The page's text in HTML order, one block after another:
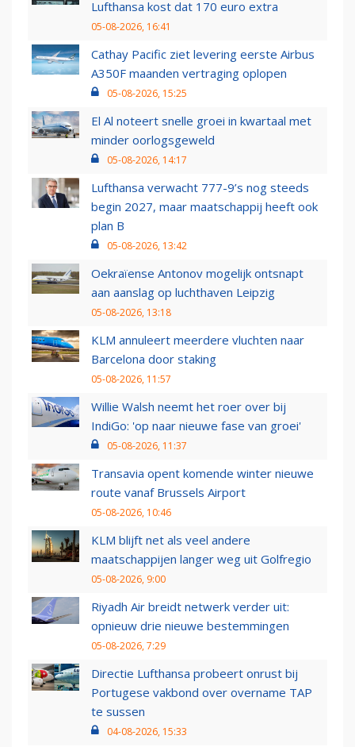
Lufthansa kost dat 170 euro extra
05-08-2026, 16:41
Cathay Pacific ziet levering eerste Airbus
A350F maanden vertraging oplopen
05-08-2026, 15:25
El Al noteert snelle groei in kwartaal met
minder oorlogsgeweld
05-08-2026, 14:17
Lufthansa verwacht 777-9’s nog steeds
begin 2027, maar maatschappij heeft ook
plan B
05-08-2026, 13:42
Oekraïense Antonov mogelijk ontsnapt
aan aanslag op luchthaven Leipzig
05-08-2026, 13:18
KLM annuleert meerdere vluchten naar
Barcelona door staking
05-08-2026, 11:57
Willie Walsh neemt het roer over bij
IndiGo: 'op naar nieuwe fase van groei'
05-08-2026, 11:37
Transavia opent komende winter nieuwe
route vanaf Brussels Airport
05-08-2026, 10:46
KLM blijft net als veel andere
maatschappijen langer weg uit Golfregio
05-08-2026, 9:00
Riyadh Air breidt netwerk verder uit:
opnieuw drie nieuwe bestemmingen
05-08-2026, 7:29
Directie Lufthansa probeert onrust bij
Portugese vakbond over overname TAP
te sussen
04-08-2026, 15:33